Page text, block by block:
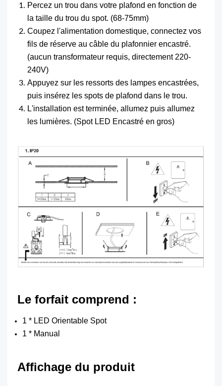
Percez un trou dans votre plafond en fonction de
la taille du trou du spot. (68-75mm)
Coupez l'alimentation domestique, connectez vos
fils de réserve au câble du plafonnier encastré.
(aucun transformateur requis, directement 220-
240V)
Appuyez sur les ressorts des lampes encastrées,
puis insérez les spots de plafond dans le trou.
L'installation est terminée, allumez puis allumez
les lumières. (Spot LED Encastré en gros)
Le forfait comprend :
1 * LED Orientable Spot
1 * Manual
Affichage du produit